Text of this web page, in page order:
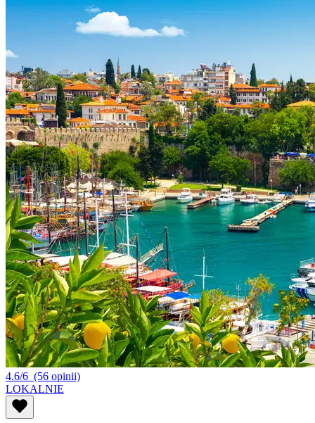
4.6/6 (56 opinii)
LOKALNIE